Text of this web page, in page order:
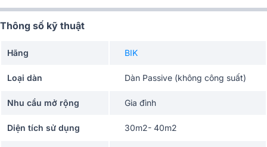
Thông số kỹ thuật
Hãng BIK
Loại dàn Dàn Passive (không công suất)
Nhu cầu mở rộng Gia đình
Diện tích sử dụng 30m2- 40m2